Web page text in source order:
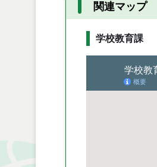
関連マップ
学校教育課